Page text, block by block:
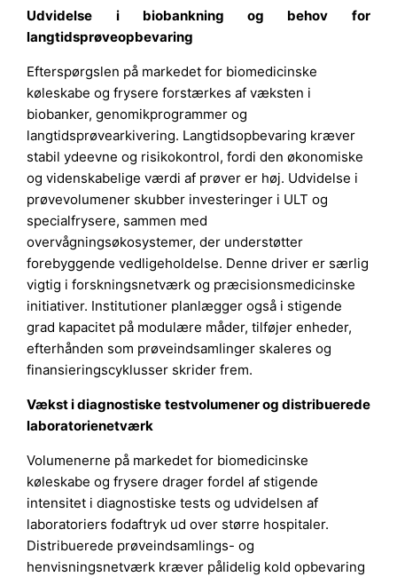
Udvidelse i biobankning og behov for
langtidsprøveopbevaring
Efterspørgslen på markedet for biomedicinske
køleskabe og frysere forstærkes af væksten i
biobanker, genomikprogrammer og
langtidsprøvearkivering. Langtidsopbevaring kræver
stabil ydeevne og risikokontrol, fordi den økonomiske
og videnskabelige værdi af prøver er høj. Udvidelse i
prøvevolumener skubber investeringer i ULT og
specialfrysere, sammen med
overvågningsøkosystemer, der understøtter
forebyggende vedligeholdelse. Denne driver er særlig
vigtig i forskningsnetværk og præcisionsmedicinske
initiativer. Institutioner planlægger også i stigende
grad kapacitet på modulære måder, tilføjer enheder,
efterhånden som prøveindsamlinger skaleres og
finansieringscyklusser skrider frem.
Vækst i diagnostiske testvolumener og distribuerede
laboratorienetværk
Volumenerne på markedet for biomedicinske
køleskabe og frysere drager fordel af stigende
intensitet i diagnostiske tests og udvidelsen af
laboratoriers fodaftryk ud over større hospitaler.
Distribuerede prøveindsamlings- og
henvisningsnetværk kræver pålidelig kold opbevaring